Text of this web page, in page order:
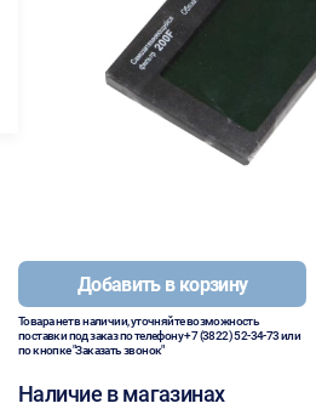
Добавить в корзину
Товара нет в наличии, уточняйте возможность
поставки под заказ по телефону+7 (3822) 52-34-73или
по кнопке "Заказать звонок"
Наличие в магазинах